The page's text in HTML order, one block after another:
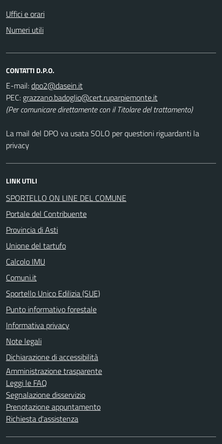
Uffici e orari
Numeri utili
CONTATTI D.P.O.
E-mail:
PEC:
(Per comunicare direttamente con il Titolare del trattamento)
La mail del DPO va usata SOLO per questioni riguardanti la
privacy
LINK UTILI
SPORTELLO ON LINE DEL COMUNE
Portale del Contribuente
Provincia di Asti
Unione del tartufo
Calcolo IMU
Comuni.it
Sportello Unico Edilizia (SUE)
Punto informativo forestale
Informativa privacy
Note legali
Dichiarazione di accessibilità
Amministrazione trasparente
Leggi le FAQ
Segnalazione disservizio
Prenotazione appuntamento
Richiesta d'assistenza